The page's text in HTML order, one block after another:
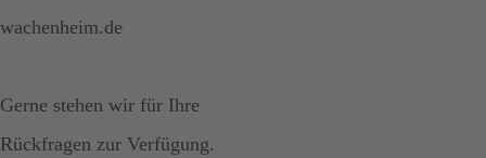
wachenheim.de
Gerne stehen wir für Ihre
Rückfragen zur Verfügung.